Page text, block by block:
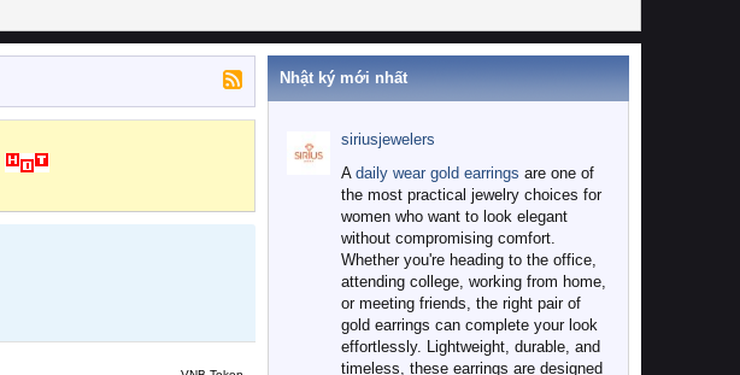
Nhật ký mới nhất
siriusjewelers
A daily wear gold earrings are one of
the most practical jewelry choices for
women who want to look elegant
without compromising comfort.
Whether you're heading to the office,
attending college, working from home,
or meeting friends, the right pair of
gold earrings can complete your look
effortlessly. Lightweight, durable, and
timeless, these earrings are designed